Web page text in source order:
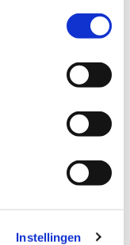
Instellingen